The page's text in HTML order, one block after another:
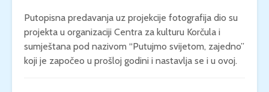
Putopisna predavanja uz projekcije fotografija dio su
projekta u organizaciji Centra za kulturu Korčula i
sumještana pod nazivom “Putujmo svijetom, zajedno”
koji je započeo u prošloj godini i nastavlja se i u ovoj.